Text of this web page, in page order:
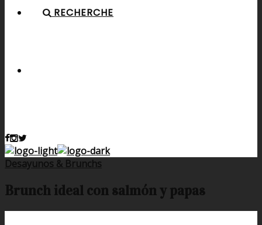
RECHERCHE
Desayunos & Brunchs
Brunch ideal con salmón y papas